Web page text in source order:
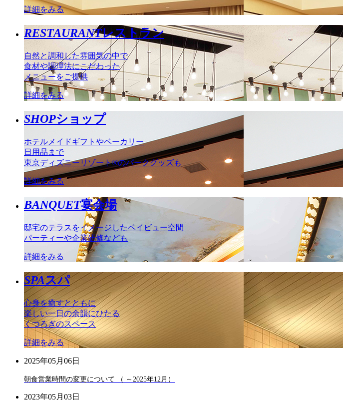
詳細をみる
RESTAURANTレストラン
自然と調和した雰囲気の中で
食材や調理法にこだわった
メニューをご提供
詳細をみる
SHOPショップ
ホテルメイドギフトやベーカリー
日用品まで
東京ディズニーリゾート®のパークグッズも
詳細をみる
BANQUET宴会場
邸宅のテラスをイメージしたベイビュー空間
パーティーや企業研修なども
詳細をみる
SPAスパ
心身を癒すとともに
楽しい一日の余韻にひたる
くつろぎのスペース
詳細をみる
2025年05月06日
朝食営業時間の変更について （ ～2025年12月）
2023年05月03日